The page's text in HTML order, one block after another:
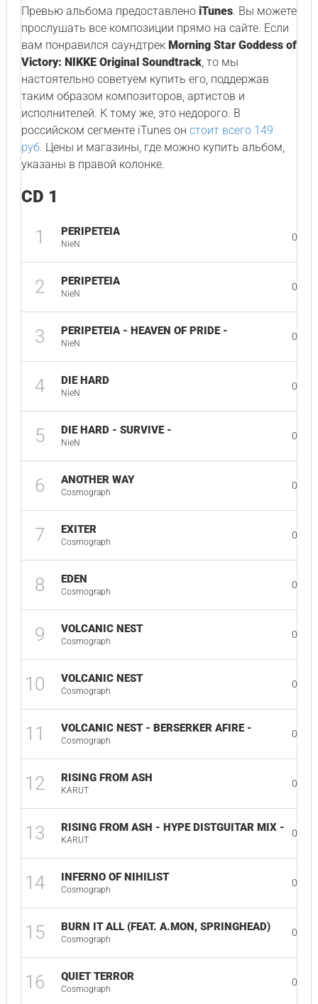
Превью альбома предоставлено iTunes. Вы можете
прослушать все композиции прямо на сайте. Если
вам понравился саундтрек Morning Star Goddess of
Victory: NIKKE Original Soundtrack, то мы
настоятельно советуем купить его, поддержав
таким образом композиторов, артистов и
исполнителей. К тому же, это недорого. В
российском сегменте iTunes он стоит всего 149
руб. Цены и магазины, где можно купить альбом,
указаны в правой колонке.
CD 1
1 PERIPETEIA
NieN
03:13
2 PERIPETEIA
NieN
03:09
3 PERIPETEIA - HEAVEN OF PRIDE -
NieN
03:09
4 DIE HARD
NieN
03:16
5 DIE HARD - SURVIVE -
NieN
03:16
6 ANOTHER WAY
Cosmograph
03:29
7 EXITER
Cosmograph
03:17
8 EDEN
Cosmograph
03:12
9 VOLCANIC NEST
Cosmograph
03:01
10 VOLCANIC NEST
Cosmograph
03:01
11 VOLCANIC NEST - BERSERKER AFIRE -
Cosmograph
02:46
12 RISING FROM ASH
KARUT
03:00
13 RISING FROM ASH - HYPE DISTGUITAR MIX -
KARUT
02:58
14 INFERNO OF NIHILIST
Cosmograph
03:02
15 BURN IT ALL (FEAT. A.MON, SPRINGHEAD)
Cosmograph
03:14
16 QUIET TERROR
Cosmograph
03:33